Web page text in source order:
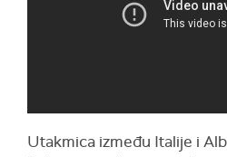
Utakmica između Italije i